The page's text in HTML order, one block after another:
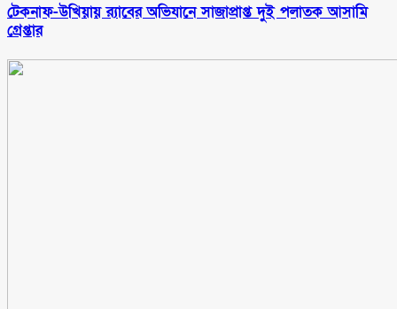
টেকনাফ-উখিয়ায় র‌্যাবের অভিযানে সাজাপ্রাপ্ত দুই পলাতক আসামি
গ্রেপ্তার